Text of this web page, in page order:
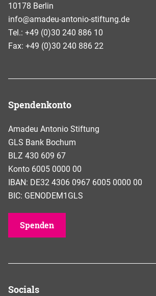
10178 Berlin
info@amadeu-antonio-stiftung.de
Tel.: +49 (0)30 240 886 10
Fax: +49 (0)30 240 886 22
Spendenkonto
Amadeu Antonio Stiftung
GLS Bank Bochum
BLZ 430 609 67
Konto 6005 0000 00
IBAN: DE32 4306 0967 6005 0000 00
BIC: GENODEM1GLS
Spenden
Socials